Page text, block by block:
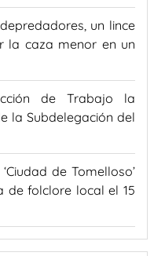
un lince
la caza menor en un
de Trabajo la
la Subdelegación del
de Tomelloso’
de folclore local el 15